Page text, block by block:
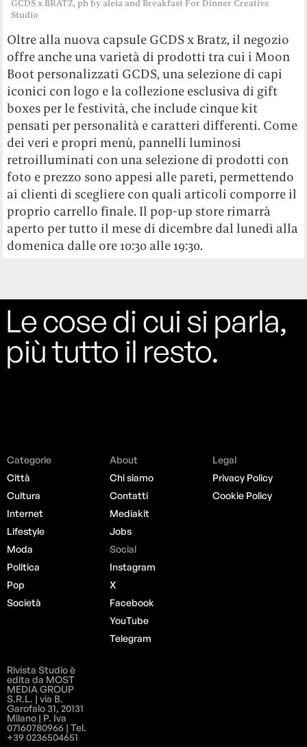
GCDS x BRATZ, ph by aleia and Breakfast For Dinner Creative
Studio
Oltre alla nuova capsule GCDS x Bratz, il negozio
offre anche una varietà di prodotti tra cui i Moon
Boot personalizzati GCDS, una selezione di capi
iconici con logo e la collezione esclusiva di gift
boxes per le festività, che include cinque kit
pensati per personalità e caratteri differenti. Come
dei veri e propri menù, pannelli luminosi
retroilluminati con una selezione di prodotti con
foto e prezzo sono appesi alle pareti, permettendo
ai clienti di scegliere con quali articoli comporre il
proprio carrello finale. Il pop-up store rimarrà
aperto per tutto il mese di dicembre dal lunedì alla
domenica dalle ore 10:30 alle 19:30.
Le cose di cui si parla,
più tutto il resto.
Categorie
Città
Cultura
Internet
Lifestyle
Moda
Politica
Pop
Società
About
Chi siamo
Contatti
Mediakit
Jobs
Social
Instagram
X
Facebook
YouTube
Telegram
Legal
Privacy Policy
Cookie Policy
Rivista Studio è
edita da MOST
MEDIA GROUP
S.R.L. | via B.
Garofalo 31, 20131
Milano | P. Iva
07160780966 | Tel.
+39 0236504651